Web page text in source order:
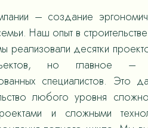
– создание
Наш опыт в
реализовали десятки
но главное –
специалистов. Это
любого уровня
и сложными